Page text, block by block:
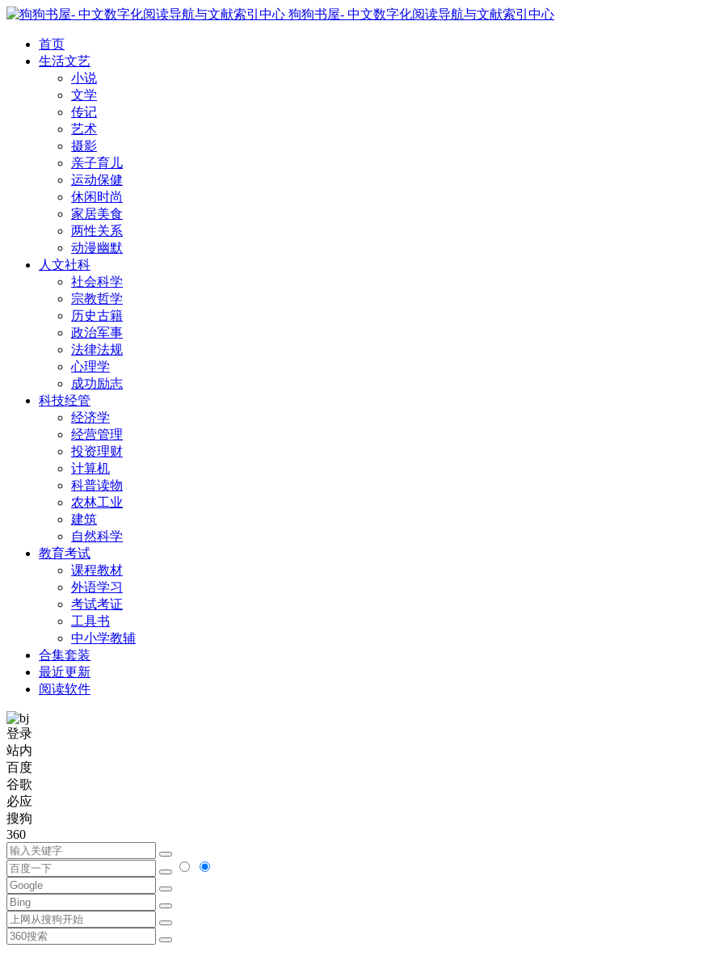
狗狗书屋- 中文数字化阅读导航与文献索引中心
首页
生活文艺
小说
文学
传记
艺术
摄影
亲子育儿
运动保健
休闲时尚
家居美食
两性关系
动漫幽默
人文社科
社会科学
宗教哲学
历史古籍
政治军事
法律法规
心理学
成功励志
科技经管
经济学
经营管理
投资理财
计算机
科普读物
农林工业
建筑
自然科学
教育考试
课程教材
外语学习
考试考证
工具书
中小学教辅
合集套装
最近更新
阅读软件
登录
站内
百度
谷歌
必应
搜狗
360